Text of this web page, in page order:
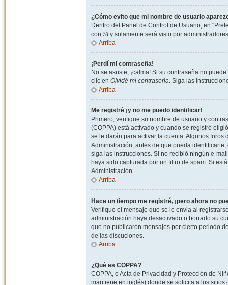
¿Cómo evito que mi nombre de usuario
Dentro del Panel de Control de Usuario, en
con SIy solamente será visto por
Arriba
¡Perdí mi contraseña!
No se asuste, ¡calma! Si su contraseña no
clic en Olvidé mi contraseña. Siga las
Arriba
Me registré ¡y no me puedo identificar!
Primero, verifique su nombre de usuario y
(COPPA) está activado y cuando se registró
se le darán para activar la cuenta. Algunos
Administración, antes de que pueda
siga las instrucciones. Si no recibió ningún e-
haya sido capturada por un filtro de spam. Si
Administración.
Arriba
Hace un tiempo me registré, ¡pero ahora no
Verifique el mensaje que se le envia al
administración haya desactivado o borrado su
que no publicaron mensajes por cierto periodo
de las discuciones.
Arriba
¿Qué es COPPA?
COPPA, o Acta de Privacidad y Protección de
mantiene en inglés) donde se solicita a los